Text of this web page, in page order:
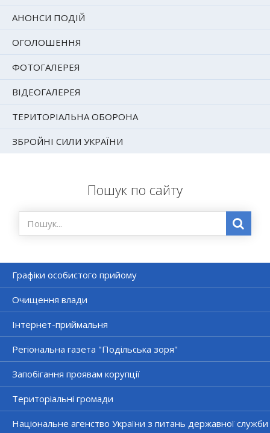
АНОНСИ ПОДІЙ
ОГОЛОШЕННЯ
ФОТОГАЛЕРЕЯ
ВІДЕОГАЛЕРЕЯ
ТЕРИТОРІАЛЬНА ОБОРОНА
ЗБРОЙНІ СИЛИ УКРАЇНИ
Пошук по сайту
Графіки особистого прийому
Очищення влади
Інтернет-приймальня
Регіональна газета "Подільська зоря"
Запобігання проявам корупції
Територіальні громади
Національне агенство України з питань державної служби